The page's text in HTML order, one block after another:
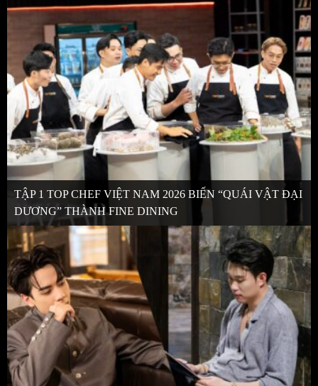
TẬP 1 TOP CHEF VIỆT NAM 2026 BIẾN “QUÁI VẬT ĐẠI
DƯƠNG” THÀNH FINE DINING